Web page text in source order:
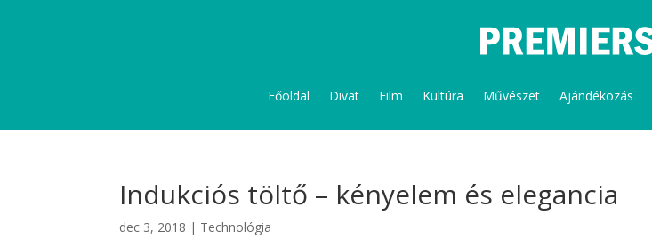
Főoldal Divat Film Kultúra Művészet Ajándékozás
Indukciós töltő – kényelem és elegancia
dec 3, 2018 | Technológia